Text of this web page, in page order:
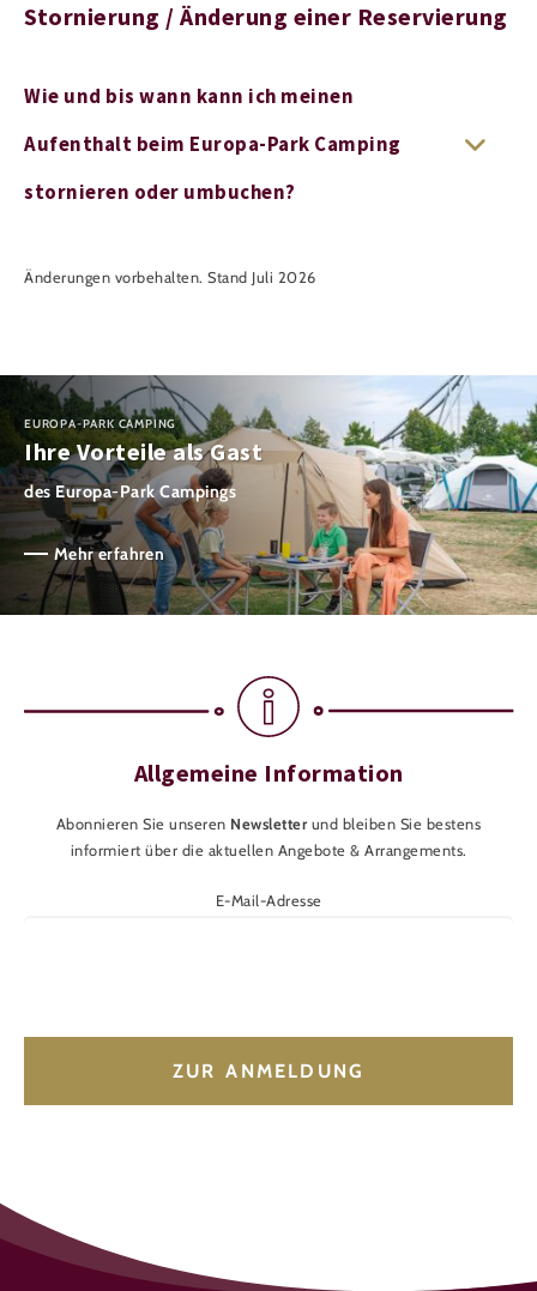
Stornierung / Änderung einer Reservierung
Wie und bis wann kann ich meinen
Aufenthalt beim Europa-Park Camping
stornieren oder umbuchen?
Änderungen vorbehalten. Stand Juli 2026
EUROPA-PARK CAMPING
Ihre Vorteile als Gast
des Europa-Park Campings
Mehr erfahren
Allgemeine Information
Abonnieren Sie unseren Newsletter und bleiben Sie bestens
informiert über die aktuellen Angebote & Arrangements.
E-Mail-Adresse